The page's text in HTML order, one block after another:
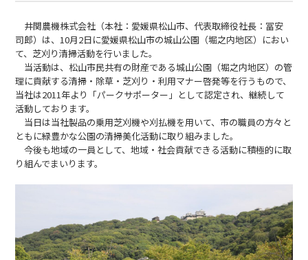
井関農機株式会社（本社：愛媛県松山市、代表取締役社長：冨安
司郎）は、10月2日に愛媛県松山市の城山公園（堀之内地区）におい
て、芝刈り清掃活動を行いました。
当活動は、松山市民共有の財産である城山公園（堀之内地区）の管
理に貢献する清掃・除草・芝刈り・利用マナー啓発等を行うもので、
当社は2011年より「パークサポーター」として認定され、継続して
活動しております。
当日は当社製品の乗用芝刈機や刈払機を用いて、市の職員の方々と
ともに緑豊かな公園の清掃美化活動に取り組みました。
今後も地域の一員として、地域・社会貢献できる活動に積極的に取
り組んでまいります。